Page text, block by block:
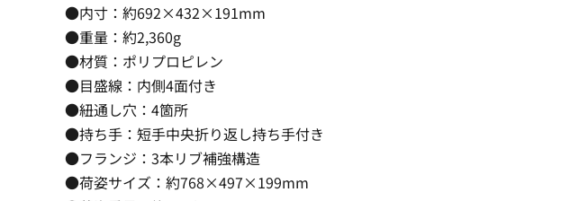
●内寸：約692×432×191mm
●重量：約2,360g
●材質：ポリプロピレン
●目盛線：内側4面付き
●紐通し穴：4箇所
●持ち手：短手中央折り返し持ち手付き
●フランジ：3本リブ補強構造
●荷姿サイズ：約768×497×199mm